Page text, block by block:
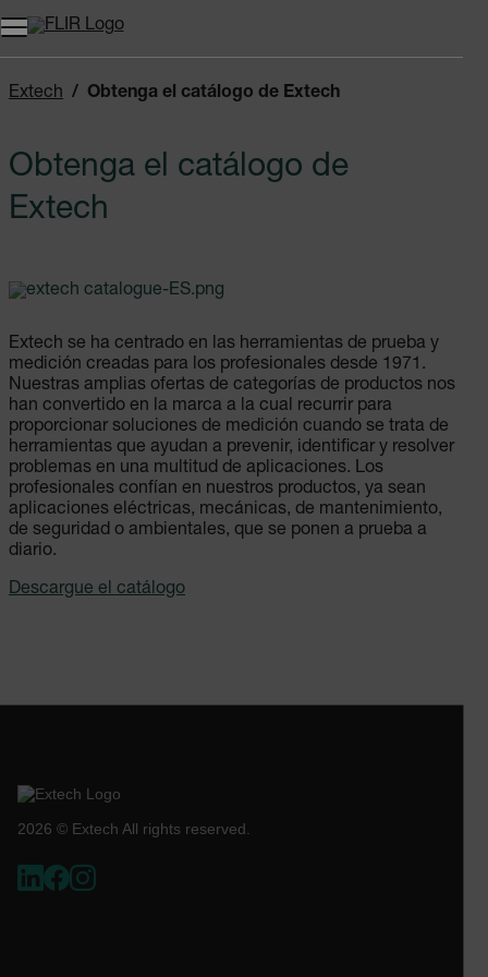
Unread messages
Modelo
Eliminar
artículos
artículo
Añadir al carro
Añadido al carro
Extech Obtenga el catálogo de Extech
Obtenga el catálogo de
Extech
Extech se ha centrado en las herramientas de prueba y
medición creadas para los profesionales desde 1971.
Nuestras amplias ofertas de categorías de productos nos
han convertido en la marca a la cual recurrir para
proporcionar soluciones de medición cuando se trata de
herramientas que ayudan a prevenir, identificar y resolver
problemas en una multitud de aplicaciones. Los
profesionales confían en nuestros productos, ya sean
aplicaciones eléctricas, mecánicas, de mantenimiento,
de seguridad o ambientales, que se ponen a prueba a
diario.
Descargue el catálogo
2026 © Extech All rights reserved.